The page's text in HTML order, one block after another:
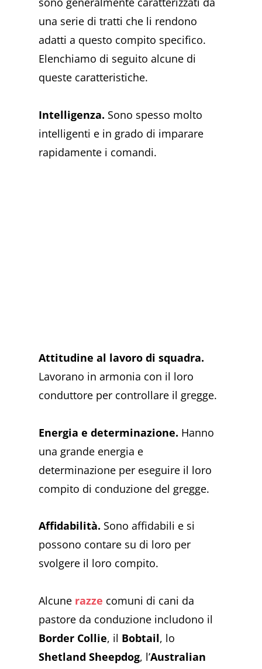
una serie di tratti che li rendono
adatti a questo compito specifico.
Elenchiamo di seguito alcune di
queste caratteristiche.
Intelligenza. Sono spesso molto
intelligenti e in grado di imparare
rapidamente i comandi.
Attitudine al lavoro di squadra.
Lavorano in armonia con il loro
conduttore per controllare il gregge.
Energia e determinazione. Hanno
una grande energia e
determinazione per eseguire il loro
compito di conduzione del gregge.
Affidabilità. Sono affidabili e si
possono contare su di loro per
svolgere il loro compito.
Alcune razze comuni di cani da
pastore da conduzione includono il
Border Collie, il Bobtail, lo
Shetland Sheepdog, l’Australian